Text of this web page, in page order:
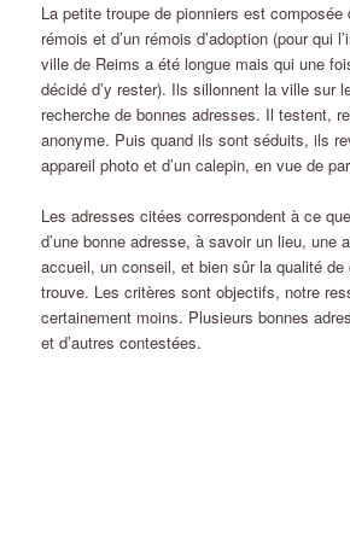
La petite troupe de pionniers est composée
rémois et d’un rémois d’adoption (pour qui
ville de Reims a été longue mais qui une
décidé d’y rester). Ils sillonnent la ville sur
recherche de bonnes adresses. Il testent,
anonyme. Puis quand ils sont séduits, ils
appareil photo et d’un calepin, en vue de
Les adresses citées correspondent à ce
d’une bonne adresse, à savoir un lieu, une
accueil, un conseil, et bien sûr la qualité de
trouve. Les critères sont objectifs, notre
certainement moins. Plusieurs bonnes
et d’autres contestées.